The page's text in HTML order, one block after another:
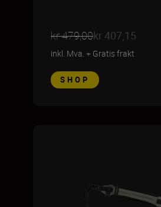
kr 479,00kr 407,15
inkl. Mva. + Gratis frakt
SHOP